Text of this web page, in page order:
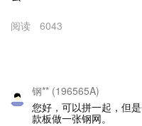
阅读 6043
钢** (196565A)
您好，可以拼一起，但
款板做一张钢网。